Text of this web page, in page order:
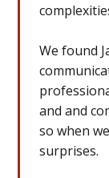
We found
and and
so when
surprises.